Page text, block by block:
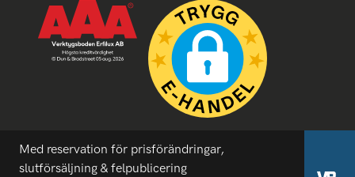
Med reservation för prisförändringar,
slutförsäljning & felpublicering